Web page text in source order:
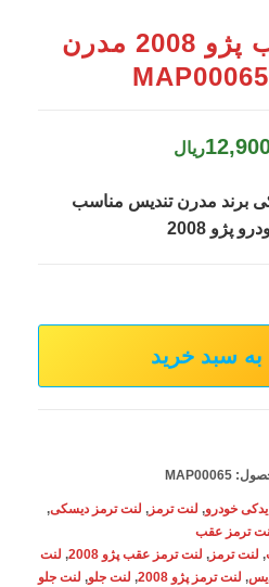
لنت ترمز عقب پژو 2008 مدرن
ریال
برند مدرن تندیس مناسب
پژو 2008
به سبد خرید
MAP00065
خودرو, لنت ترمز , لنت ترمز دیسکی,
ترمز عقب
, لنت ترمز , لنت ترمز عقب پژو 2008 , لنت
, لنت ترمز پژو 2008 , لنت جلو, لنت جلو